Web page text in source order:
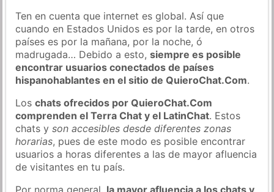
Ten en cuenta que internet es global. Así que
cuando en Estados Unidos es por la tarde, en otros
países es por la mañana, por la noche, ó
madrugada… Debido a esto,siempre es posible
encontrar usuarios conectados de países
hispanohablantes en el sitio de QuieroChat.Com.
Loschats ofrecidos por QuieroChat.Com
comprenden el Terra Chat y el LatinChat. Estos
chats yson accesibles desde diferentes zonas
horarias, pues de este modo es posible encontrar
usuarios a horas diferentes a las de mayor afluencia
de visitantes en tu país.
Por norma general, la mayor afluencia a los chats y